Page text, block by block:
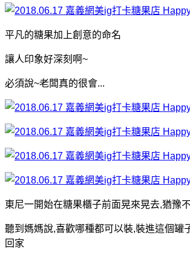
平凡的糖果加上創意的命名
讓人印象好深刻啊~
必須說~老闆真的很會...
東尼一開始在糖果櫃子前面晃來晃去,猶豫
聽到媽媽說,喜歡哪種都可以裝,裝進這個罐
回家